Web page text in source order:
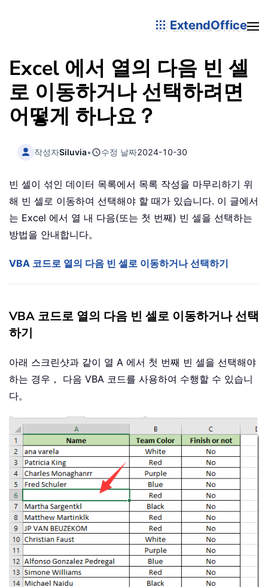
ExtendOffice
Excel 에서 열의 다음 빈 셀
로 이동하거나 선택하려면
어떻게 하나요？
작성자Siluvia• 수정 날짜2024-10-30
빈 셀이 섞인 데이터 목록에서 목록 작성을 마무리하기 위
해 빈 셀로 이동하여 선택해야 할 때가 있습니다. 이 글에서
는 Excel 에서 열 내 다음(또는 첫 번째) 빈 셀을 선택하는
방법을 안내합니다。
VBA 코드로 열의 다음 빈 셀로 이동하거나 선택하기
VBA 코드로 열의 다음 빈 셀로 이동하거나 선택
하기
아래 스크린샷과 같이 열 A 에서 첫 번째 빈 셀을 선택해야
하는 경우， 다음 VBA 코드를 사용하여 수행할 수 있습니
다。